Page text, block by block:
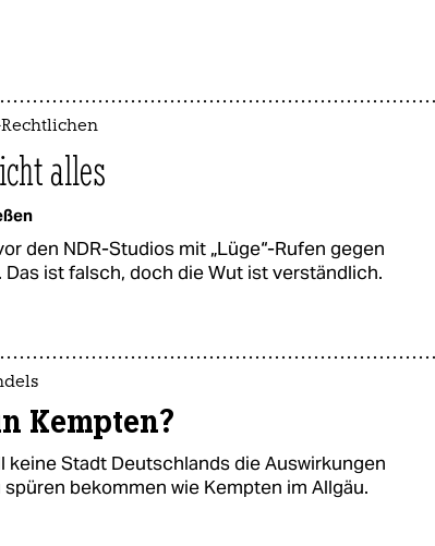
alles
den NDR-Studios mit „Lüge“-Rufen gegen
ist falsch, doch die Wut ist verständlich.
Kempten?
keine Stadt Deutschlands die Auswirkungen
bekommen wie Kempten im Allgäu.